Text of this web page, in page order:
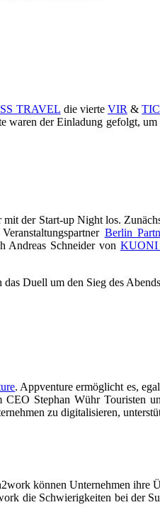
TRAVEL die vierte VIR & TIC
der Einladung gefolgt,
mit der Start-up Night los.
Berlin
Andreas Schneider von KUONI
Duell um den Sieg des
. Appventure ermöglicht es,
Stephan Wühr Touristen
zu digitalisieren,
können Unternehmen ihre
die Schwierigkeiten bei der